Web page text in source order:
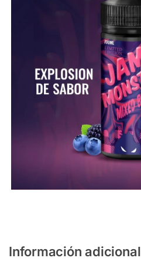
Información adicional